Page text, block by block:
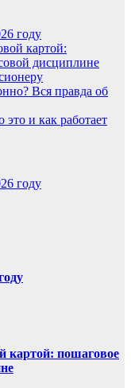
году
картой:
дисциплине
Вся правда об
и как работает
году
картой: пошаговое